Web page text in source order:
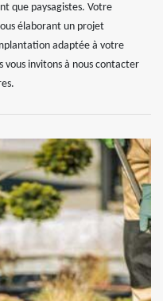
que paysagistes. Votre
élaborant un projet
adaptée à votre
invitons à nous contacter